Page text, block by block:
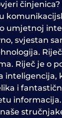
činjenica?
umjetnoj
svjestan
Riječ je o
inteligencija,
i